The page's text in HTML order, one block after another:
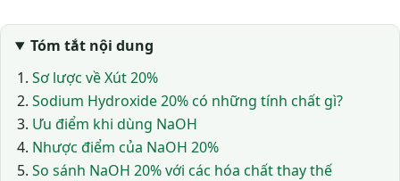
Tóm tắt nội dung
Sơ lược về Xút 20%
Sodium Hydroxide 20% có những tính chất gì?
Ưu điểm khi dùng NaOH
Nhược điểm của NaOH 20%
So sánh NaOH 20% với các hóa chất thay thế